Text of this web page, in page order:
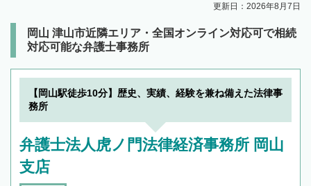
更新日：2026年8月7日
岡山 津山市近隣エリア・全国オンライン対応可で相続
対応可能な弁護士事務所
【岡山駅徒歩10分】歴史、実績、経験を兼ね備えた法律事
務所
弁護士法人虎ノ門法律経済事務所 岡山
支店